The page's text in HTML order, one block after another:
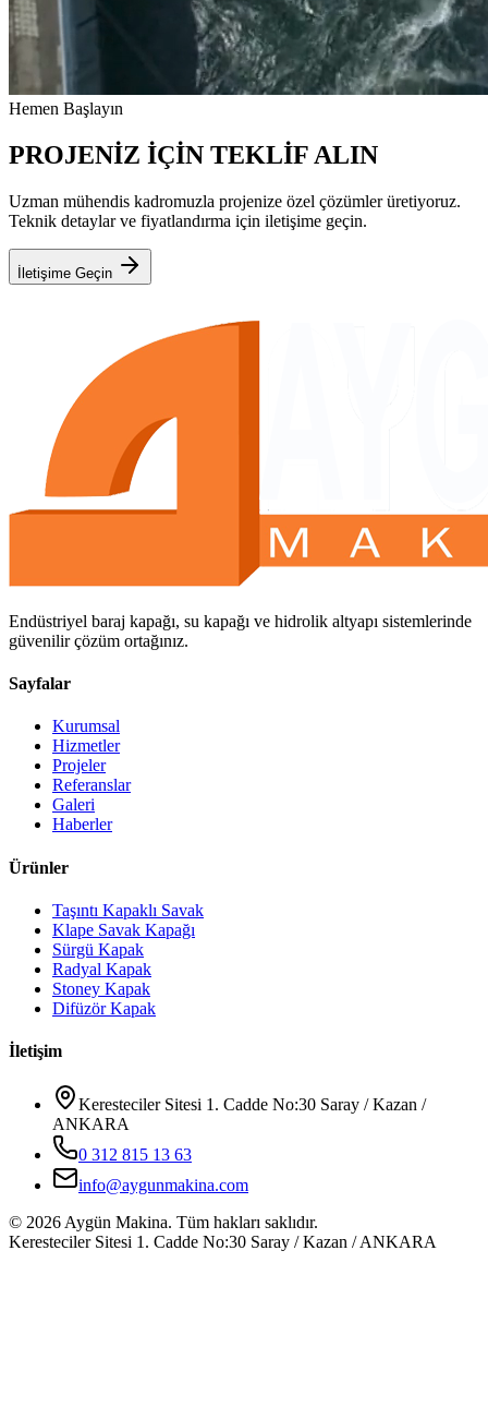
Hemen Başlayın
PROJENİZ İÇİN TEKLİF ALIN
Uzman mühendis kadromuzla projenize özel çözümler üretiyoruz.
Teknik detaylar ve fiyatlandırma için iletişime geçin.
İletişime Geçin
Endüstriyel baraj kapağı, su kapağı ve hidrolik altyapı sistemlerinde
güvenilir çözüm ortağınız.
Sayfalar
Kurumsal
Hizmetler
Projeler
Referanslar
Galeri
Haberler
Ürünler
Taşıntı Kapaklı Savak
Klape Savak Kapağı
Sürgü Kapak
Radyal Kapak
Stoney Kapak
Difüzör Kapak
İletişim
Keresteciler Sitesi 1. Cadde No:30 Saray / Kazan /
ANKARA
0 312 815 13 63
info@aygunmakina.com
© 2026Aygün Makina. Tüm hakları saklıdır.
Keresteciler Sitesi 1. Cadde No:30 Saray / Kazan / ANKARA